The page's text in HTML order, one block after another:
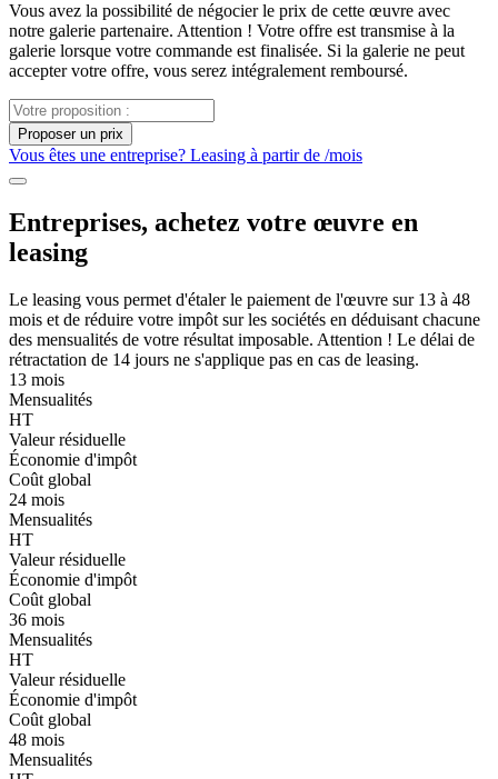
Vous avez la possibilité de négocier le prix de cette œuvre avec
notre galerie partenaire. Attention ! Votre offre est transmise à la
galerie lorsque votre commande est finalisée. Si la galerie ne peut
accepter votre offre, vous serez intégralement remboursé.
Proposer un prix
Vous êtes une entreprise? Leasing à partir de /mois
Entreprises, achetez votre œuvre en
leasing
Le leasing vous permet d'étaler le paiement de l'œuvre sur 13 à 48
mois et de réduire votre impôt sur les sociétés en déduisant chacune
des mensualités de votre résultat imposable. Attention ! Le délai de
rétractation de 14 jours ne s'applique pas en cas de leasing.
13 mois
Mensualités
HT
Valeur résiduelle
Économie d'impôt
Coût global
24 mois
Mensualités
HT
Valeur résiduelle
Économie d'impôt
Coût global
36 mois
Mensualités
HT
Valeur résiduelle
Économie d'impôt
Coût global
48 mois
Mensualités